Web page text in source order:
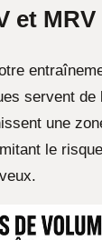
et MRV
servent de
une
le risque